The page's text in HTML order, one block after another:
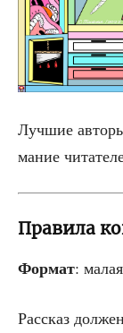
Луч­шие
ма­ние
Правила
Фор­мат:
Рас­сказ